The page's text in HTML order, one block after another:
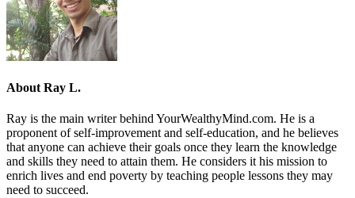
About Ray L.
Ray is the main writer behind YourWealthyMind.com. He is a
proponent of self-improvement and self-education, and he believes
that anyone can achieve their goals once they learn the knowledge
and skills they need to attain them. He considers it his mission to
enrich lives and end poverty by teaching people lessons they may
need to succeed.